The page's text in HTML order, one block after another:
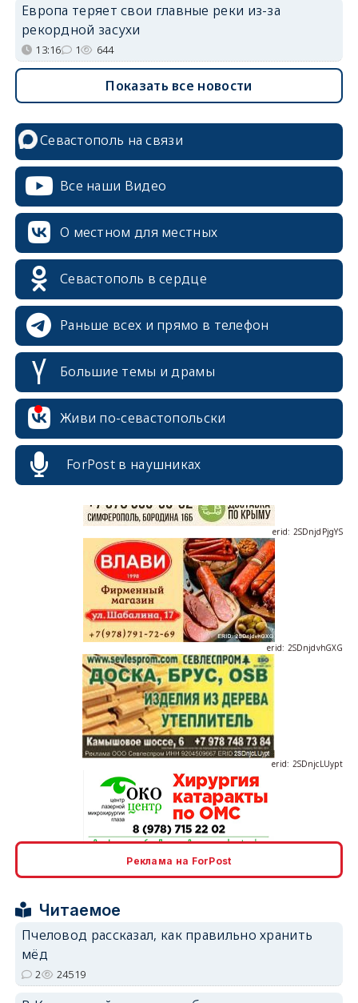
Европа теряет свои главные реки из-за
рекордной засухи
13:16 1 644
Показать все новости
Севастополь на связи
Все наши Видео
О местном для местных
Севастополь в сердце
Раньше всех и прямо в телефон
Большие темы и драмы
Живи по-севастопольски
ForPost в наушниках
erid: 2SDnjcrDNw6
erid: 2SDnjdvhGXG
erid: 2SDnjcLUypt
Реклама на ForPost
Читаемое
Пчеловод рассказал, как правильно хранить
мёд
2 24519